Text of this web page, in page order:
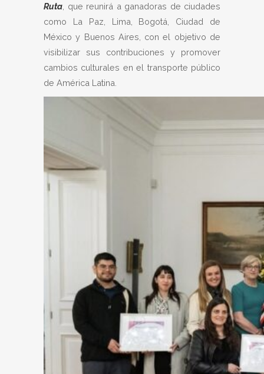
Ruta , que reunirá a ganadoras de ciudades
como La Paz, Lima, Bogotá, Ciudad de
México y Buenos Aires, con el objetivo de
visibilizar sus contribuciones y promover
cambios culturales en el transporte público
de América Latina.